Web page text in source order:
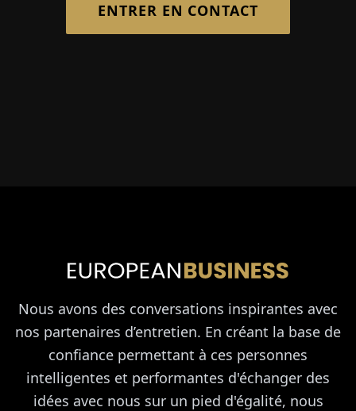
ENTRER EN CONTACT
Nous avons des conversations inspirantes avec
nos partenaires d’entretien. En créant la base de
confiance permettant à ces personnes
intelligentes et performantes d'échanger des
idées avec nous sur un pied d'égalité, nous